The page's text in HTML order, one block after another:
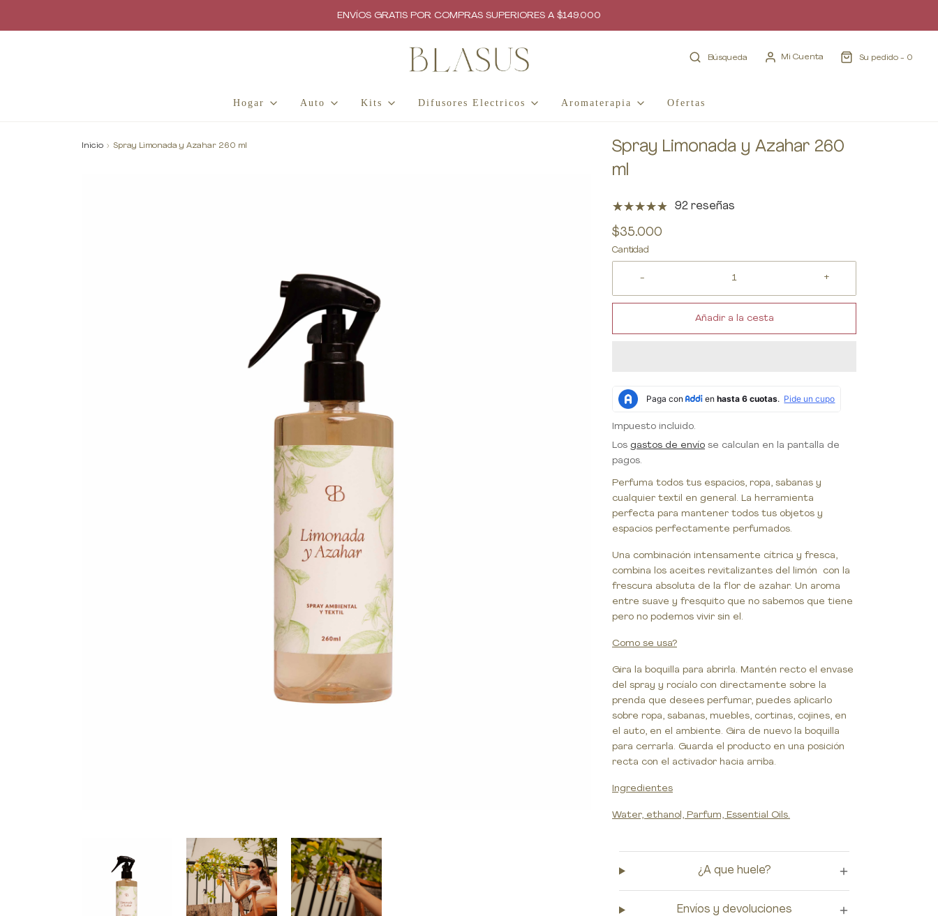
ENVÍOS GRATIS POR COMPRAS SUPERIORES A $149.000
Búsqueda Mi Cuenta Su pedido - 0
Hogar Auto Kits Difusores Electricos Aromaterapia Ofertas
Inicio › Spray Limonada y Azahar 260 ml
Spray Limonada y Azahar 260
ml
92 reseñas
$35.000
Cantidad
- +
Añadir a la cesta
Impuesto incluido.
Los gastos de envío se calculan en la pantalla de
pagos.
Perfuma todos tus espacios, ropa, sabanas y
cualquier textil en general. La herramienta
perfecta para mantener todos tus objetos y
espacios perfectamente perfumados.
Una combinación intensamente cítrica y fresca,
combina los aceites revitalizantes del limón con la
frescura absoluta de la flor de azahar. Un aroma
entre suave y fresquito que no sabemos que tiene
pero no podemos vivir sin el.
Como se usa?
Gira la boquilla para abrirla. Mantén recto el envase
del spray y rocíalo con directamente sobre la
prenda que desees perfumar, puedes aplicarlo
sobre ropa, sabanas, muebles, cortinas, cojines, en
el auto, en el ambiente. Gira de nuevo la boquilla
para cerrarla. Guarda el producto en una posición
recta con el activador hacia arriba.
Ingredientes
Water, ethanol, Parfum, Essential Oils.
¿A que huele?
Envíos y devoluciones